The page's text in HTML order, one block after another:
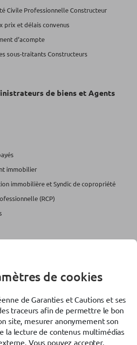
Civile Professionnelle Constructeur
prix et délais convenus
d’acompte
sous-traitants Constructeurs
de biens et Agents
immobilier
immobilière et Syndic de copropriété
(RCP)
conforme
de cookies
de Garanties et Cautions et ses
traceurs afin de permettre le bon
site, mesurer anonymement son
la lecture de contenus multimédias
Vous pouvez accepter,